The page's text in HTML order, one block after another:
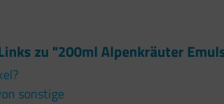
zu "200ml Alpenkräuter
sonstige